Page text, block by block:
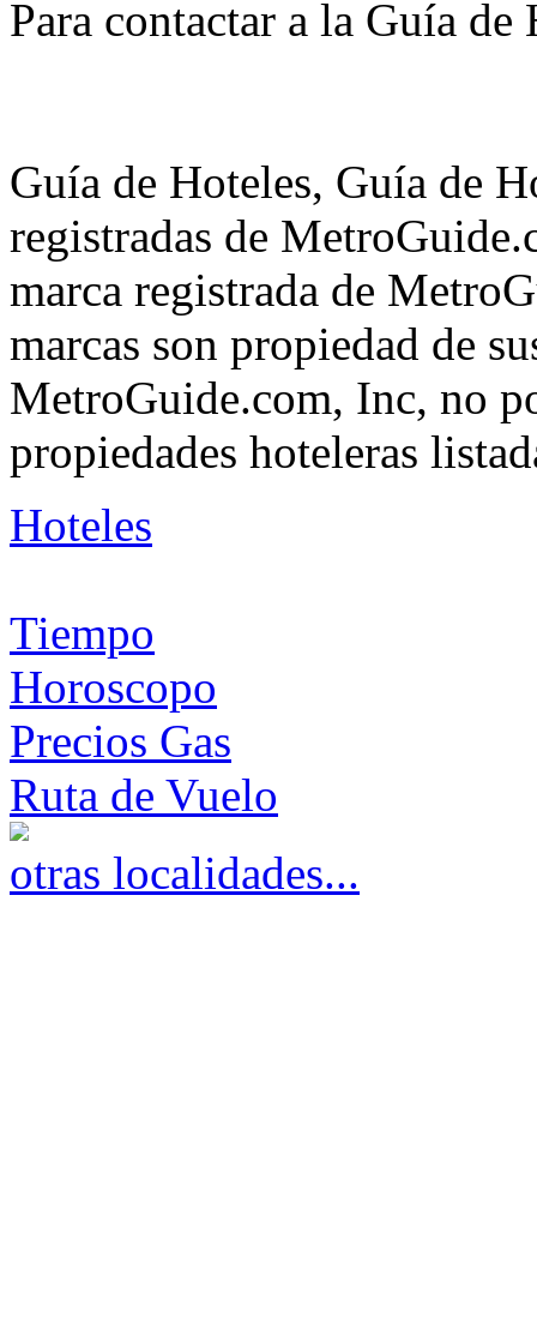
Para contactar a la Guía
Guía de Hoteles, Guía de
registradas de
marca registrada de
marcas son propiedad de
MetroGuide.com, Inc, no
propiedades hoteleras
Hoteles
Tiempo
Horoscopo
Precios Gas
Ruta de Vuelo
otras localidades...